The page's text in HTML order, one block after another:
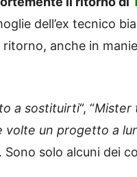
dell’ex tecnico
anche in
a sostituirti“, “Mister
volte un progetto a
Sono solo alcuni dei